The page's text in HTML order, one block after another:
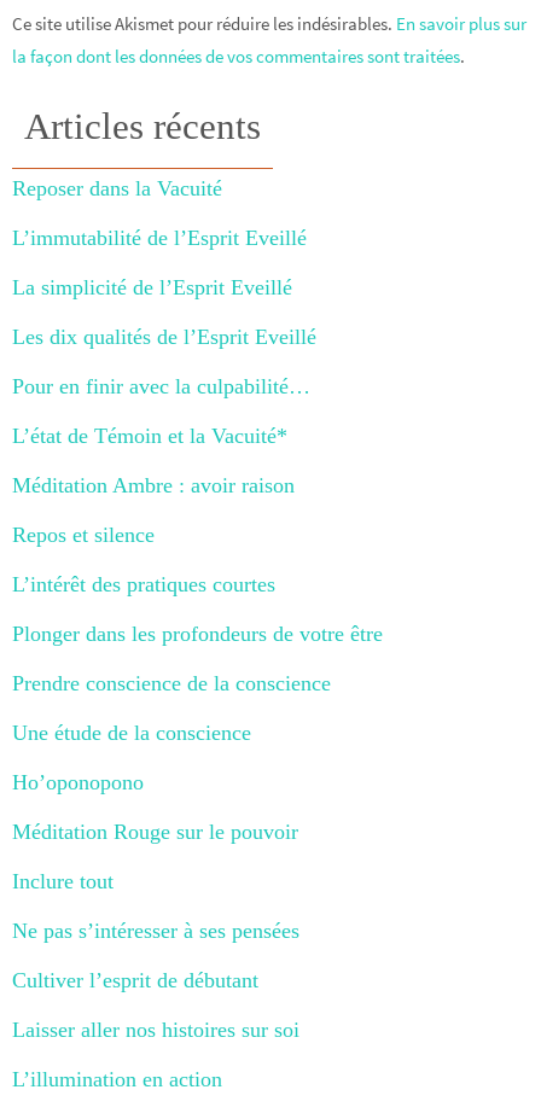
Ce site utilise Akismet pour réduire les indésirables. En savoir plus sur
la façon dont les données de vos commentaires sont traitées.
Articles récents
Reposer dans la Vacuité
L’immutabilité de l’Esprit Eveillé
La simplicité de l’Esprit Eveillé
Les dix qualités de l’Esprit Eveillé
Pour en finir avec la culpabilité…
L’état de Témoin et la Vacuité*
Méditation Ambre : avoir raison
Repos et silence
L’intérêt des pratiques courtes
Plonger dans les profondeurs de votre être
Prendre conscience de la conscience
Une étude de la conscience
Ho’oponopono
Méditation Rouge sur le pouvoir
Inclure tout
Ne pas s’intéresser à ses pensées
Cultiver l’esprit de débutant
Laisser aller nos histoires sur soi
L’illumination en action